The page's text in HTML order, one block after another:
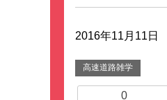
2016年11月11日
高速道路雑学
0